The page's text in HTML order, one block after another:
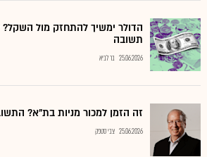
הדולר ימשיך להתחזק מול
תשובה
25.06.2026 בר לביא
זה הזמן למכור מניות בת"א?
25.06.2026 צבי סטפק